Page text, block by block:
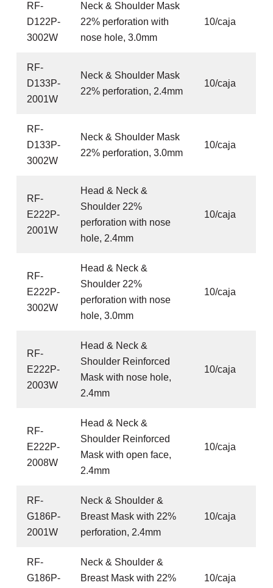
RF-
D122P-
3002W
Neck & Shoulder Mask
22% perforation with
nose hole, 3.0mm
10/caja
RF-
D133P-
2001W
Neck & Shoulder Mask
22% perforation, 2.4mm
10/caja
RF-
D133P-
3002W
Neck & Shoulder Mask
22% perforation, 3.0mm
10/caja
RF-
E222P-
2001W
Head & Neck &
Shoulder 22%
perforation with nose
hole, 2.4mm
10/caja
RF-
E222P-
3002W
Head & Neck &
Shoulder 22%
perforation with nose
hole, 3.0mm
10/caja
RF-
E222P-
2003W
Head & Neck &
Shoulder Reinforced
Mask with nose hole,
2.4mm
10/caja
RF-
E222P-
2008W
Head & Neck &
Shoulder Reinforced
Mask with open face,
2.4mm
10/caja
RF-
G186P-
2001W
Neck & Shoulder &
Breast Mask with 22%
perforation, 2.4mm
10/caja
RF-
G186P-
Neck & Shoulder &
Breast Mask with 22%
10/caja